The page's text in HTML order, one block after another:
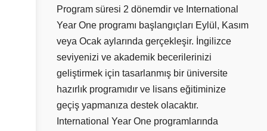
Program süresi 2 dönemdir ve International
Year One programı başlangıçları Eylül, Kasım
veya Ocak aylarında gerçekleşir. İngilizce
seviyenizi ve akademik becerilerinizi
geliştirmek için tasarlanmış bir üniversite
hazırlık programıdır ve lisans eğitiminize
geçiş yapmanıza destek olacaktır.
International Year One programlarında